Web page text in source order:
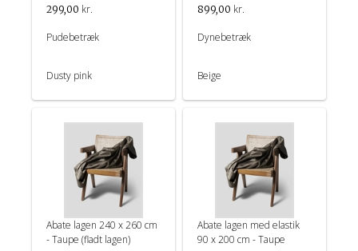
299,00 kr.
Pudebetræk
Dusty pink
899,00 kr.
Dynebetræk
Beige
Abate lagen 240 x 260 cm
- Taupe (fladt lagen)
Abate lagen med elastik
90 x 200 cm - Taupe